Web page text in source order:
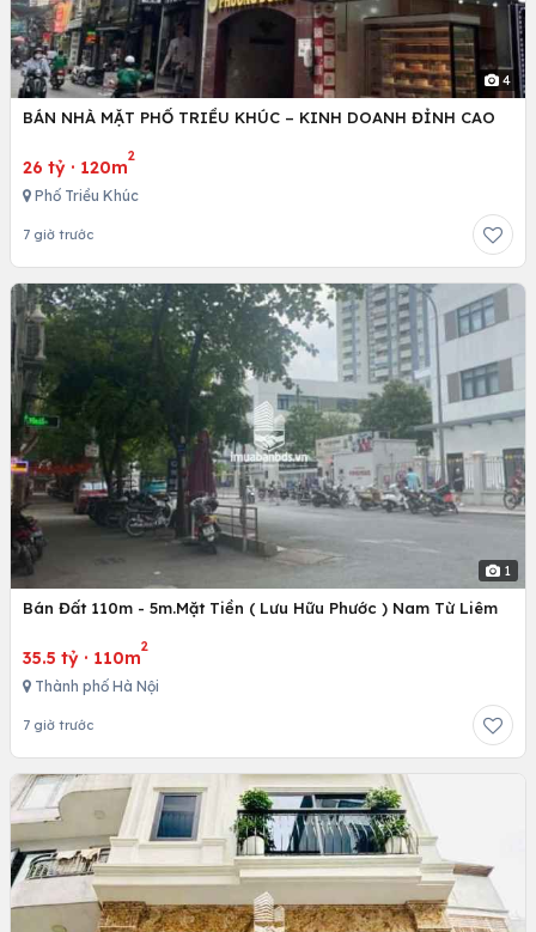
4
BÁN NHÀ MẶT PHỐ TRIỀU KHÚC – KINH DOANH ĐỈNH CAO
26 tỷ · 120m
2
Phố Triều Khúc
7 giờ trước
1
Bán Đất 110m - 5m.Mặt Tiền ( Lưu Hữu Phước ) Nam Từ Liêm
35.5 tỷ · 110m
2
Thành phố Hà Nội
7 giờ trước